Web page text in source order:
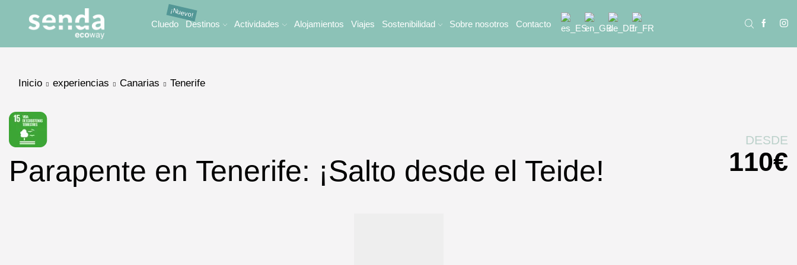
Cluedo Destinos Actividades Alojamientos Viajes Sostenibilidad Sobre nosotros Contacto
Inicio experiencias Canarias Tenerife
Parapente en Tenerife: ¡Salto desde el Teide!
DESDE
110€